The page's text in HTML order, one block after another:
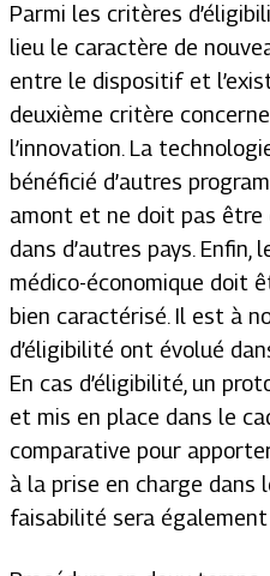
Parmi les critères
lieu le caractère de
entre le dispositif et
deuxième critère
l’innovation. La
bénéficié d’autres
amont et ne doit pas être
dans d’autres pays. Enfin,
médico-économique doit
bien caractérisé. Il est à
d’éligibilité ont évolué
En cas d’éligibilité, un
et mis en place dans le
comparative pour
à la prise en charge dans
faisabilité sera également